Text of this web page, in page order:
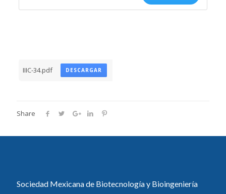
IIIC-34.pdf DESCARGAR
Share
Sociedad Mexicana de Biotecnología y Bioingeniería